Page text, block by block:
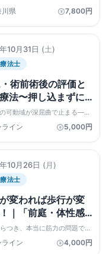
川県 7,800円
10月31日 (土)
法士
術前術後の評価と
法〜押し込まずに
を生む膝の運動学
可動域練習の新常
可動域が深屈曲で止まる——
を膝の運動学から解き明か
を押し込まない可動域訓練と
生がPT・OT向けに解説しま
ライン 5,000円
10月26日 (月)
法士
変われば歩行が変
｜「前庭・体性感
ら紐解く歩行戦略
ベルの評価から転
つき、本当に筋力の問題です
ンス機能を感覚統合と姿勢制
価・介入する方法を今村泰丈
ライン 4,000円